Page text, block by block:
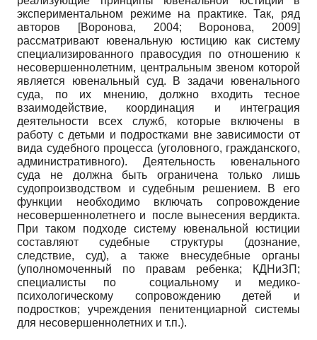
экспериментальном режиме на практике. Так, ряд
авторов
[Воронова, 2004; Воронова, 2009]
рассматривают ювенальную юстицию как систему
специализированного правосудия по отношению к
несовершеннолетним, центральным звеном которой
является ювенальный суд. В задачи ювенального
суда, по их мнению, должно входить тесное
взаимодействие, координация и интеграция
деятельности всех служб, которые включены в
работу с детьми и подростками вне зависимости от
вида судебного процесса (уголовного, гражданского,
административного). Деятельность ювенального
суда не должна быть ограничена только лишь
судопроизводством и судебным решением. В его
функции необходимо включать сопровождение
несовершеннолетнего и после вынесения вердикта.
При таком подходе систему ювенальной юстиции
составляют судебные структуры (дознание,
следствие, суд), а также внесудебные органы
(уполномоченный по правам ребенка; КДНиЗП;
специалисты по социальному и медико-
психологическому сопровождению детей и
подростков; учреждения пенитенциарной системы
для несовершеннолетних и т.п.).